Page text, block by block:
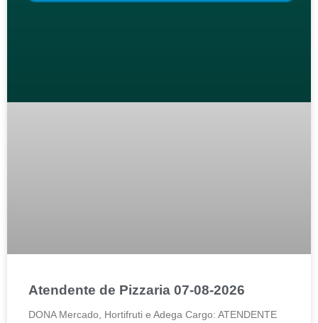
Atendente de Pizzaria 07-08-2026
DONA Mercado, Hortifruti e Adega Cargo: ATENDENTE